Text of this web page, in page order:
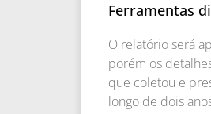
Ferramentas
O relatório será
porém os
que coletou e
longo de dois